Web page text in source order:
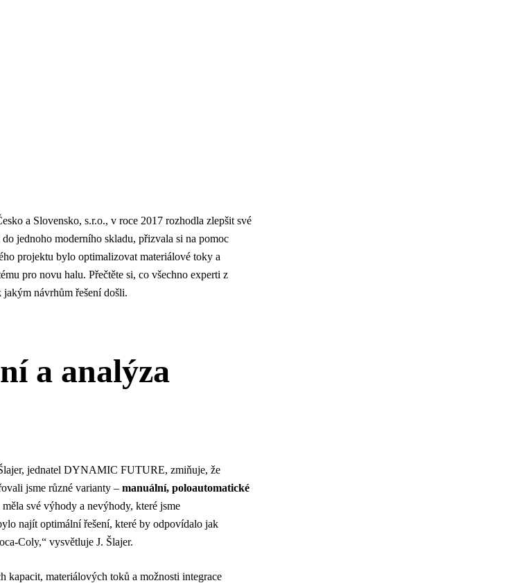
a Slovensko, s.r.o., v roce 2017 rozhodla zlepšit své
jednoho moderního skladu, přizvala si na pomoc
projektu bylo optimalizovat materiálové toky a
pro novu halu. Přečtěte si, co všechno experti z
návrhům řešení došli.
a analýza
jednatel DYNAMIC FUTURE, zmiňuje, že
jsme různé varianty – manuální, poloautomatické
své výhody a nevýhody, které jsme
najít optimální řešení, které by odpovídalo jak
Coly,“ vysvětluje J. Šlajer.
kapacit, materiálových toků a možnosti integrace